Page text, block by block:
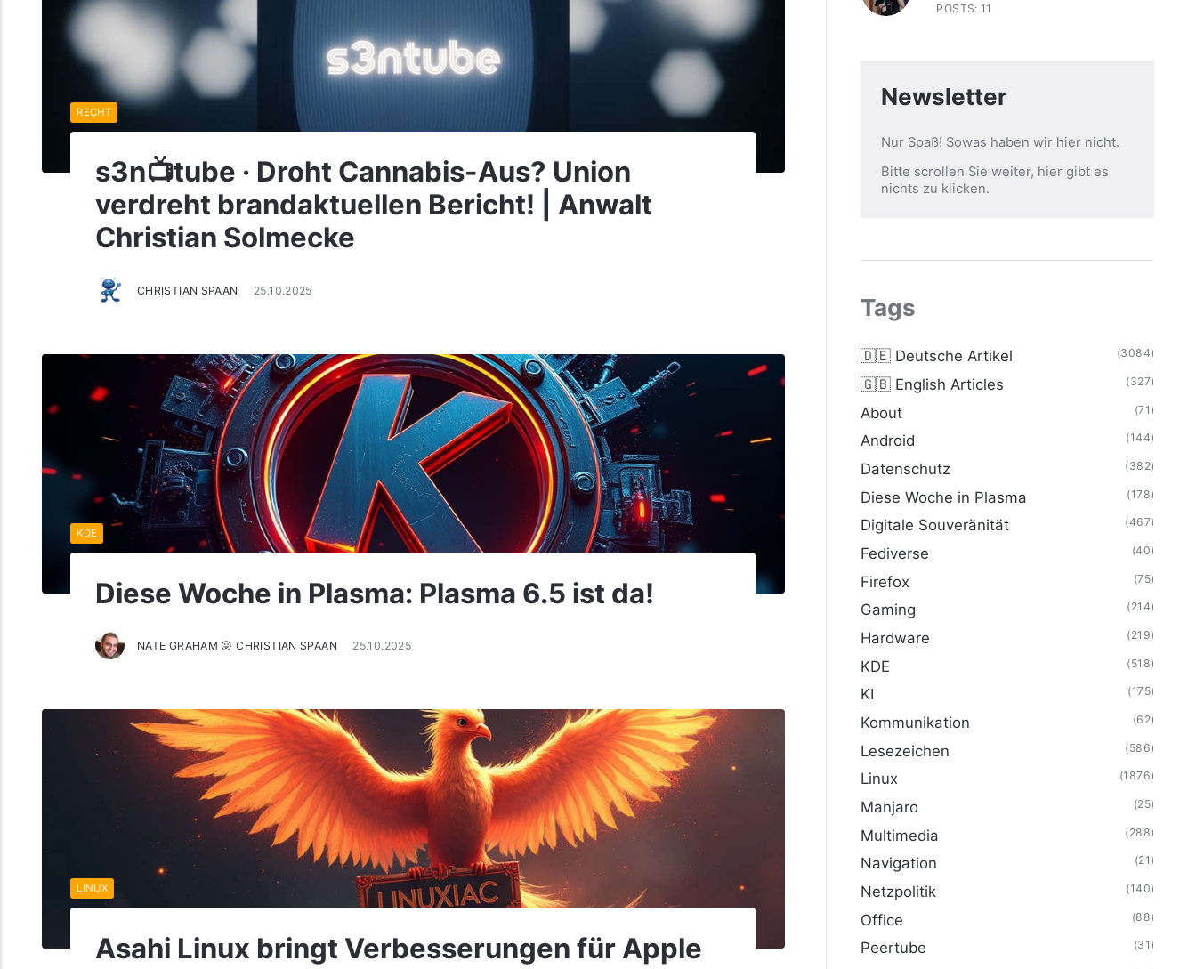
s3n📺tube · Droht Cannabis-Aus? Union
verdreht brandaktuellen Bericht! | Anwalt
Christian Solmecke
CHRISTIAN SPAAN 25.10.2025
RECHT
Diese Woche in Plasma: Plasma 6.5 ist da!
NATE GRAHAM 😛 CHRISTIAN SPAAN 25.10.2025
KDE
Asahi Linux bringt Verbesserungen für Apple
LINUX
POSTS: 11
Newsletter
Nur Spaß! Sowas haben wir hier nicht.
Bitte scrollen Sie weiter, hier gibt es
nichts zu klicken.
Tags
🇩🇪 Deutsche Artikel (3084)
🇬🇧 English Articles (327)
About (71)
Android (144)
Datenschutz (382)
Diese Woche in Plasma (178)
Digitale Souveränität (467)
Fediverse (40)
Firefox (75)
Gaming (214)
Hardware (219)
KDE (518)
KI (175)
Kommunikation (62)
Lesezeichen (586)
Linux (1876)
Manjaro (25)
Multimedia (288)
Navigation (21)
Netzpolitik (140)
Office (88)
Peertube (31)